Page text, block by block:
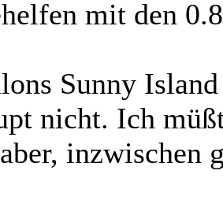
mit den
Sunny
nicht. Ich
inzwischen